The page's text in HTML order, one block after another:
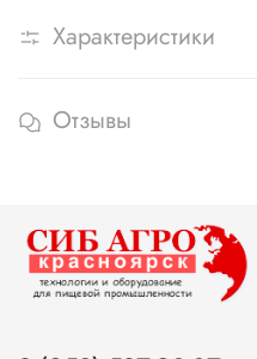
Характеристики
Отзывы